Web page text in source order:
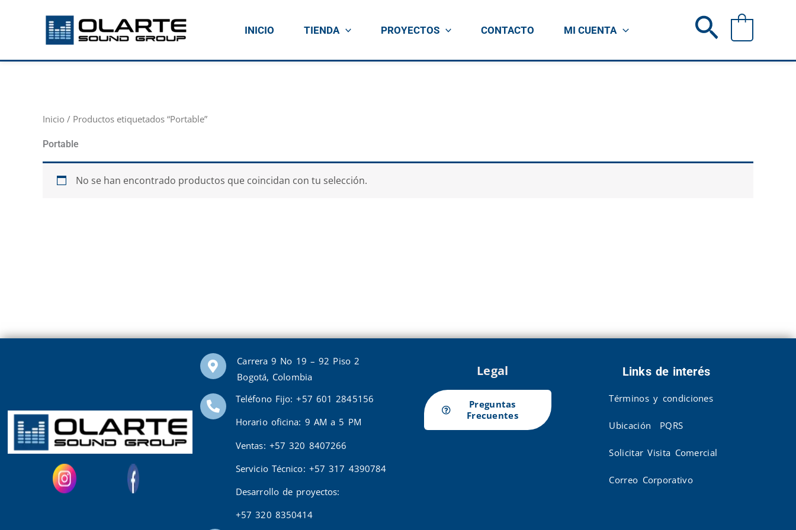
INICIO TIENDA PROYECTOS CONTACTO MI CUENTA Buscar
Inicio / Productos etiquetados “Portable”
Portable
No se han encontrado productos que coincidan con tu selección.
Carrera 9 No 19 – 92 Piso 2
Bogotá, Colombia
Teléfono Fijo: +57 601 2845156
Horario oficina: 9 AM a 5 PM
Ventas: +57 320 8407266
Servicio Técnico: +57 317 4390784
Desarrollo de proyectos:
+57 320 8350414
Legal
Preguntas
Frecuentes
Links de interés
Términos y condiciones
Ubicación PQRS
Solicitar Visita Comercial
Correo Corporativo